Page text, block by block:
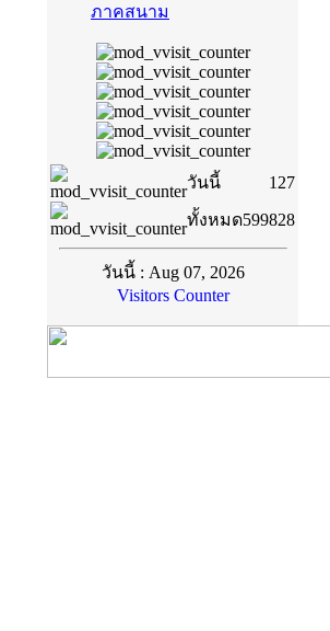
ภาคสนาม
วันนี้
127
ทั้งหมด599828
วันนี้ : Aug 07, 2026
Visitors Counter